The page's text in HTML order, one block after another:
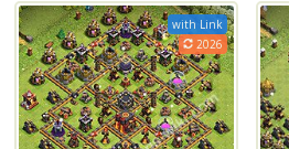
with Link
2026